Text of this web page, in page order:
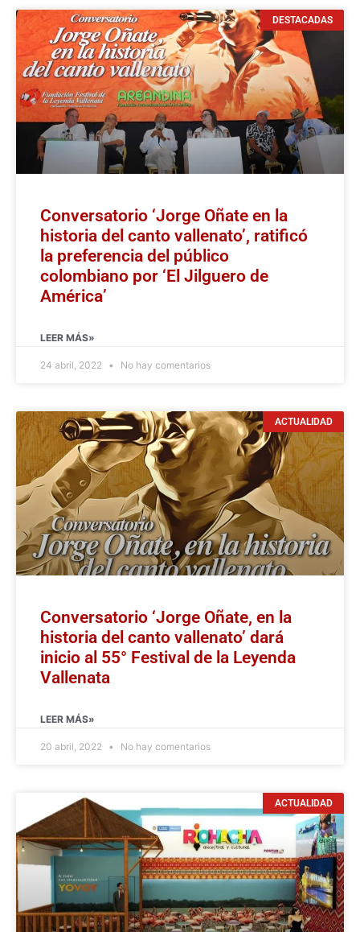
DESTACADAS
Conversatorio ‘Jorge Oñate en la
historia del canto vallenato’, ratificó
la preferencia del público
colombiano por ‘El Jilguero de
América’
LEER MÁS»
24 abril, 2022 No hay comentarios
ACTUALIDAD
Conversatorio ‘Jorge Oñate, en la
historia del canto vallenato’ dará
inicio al 55° Festival de la Leyenda
Vallenata
LEER MÁS»
20 abril, 2022 No hay comentarios
ACTUALIDAD